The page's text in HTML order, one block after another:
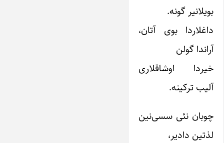
بویلانیر گونه‌.
داغلاردا بوی‌ آتان‌،
آراندا گولن‌
خیردا اوشاقلاری‌
آلیب‌ ترکینه‌.
چوبان‌ نئی‌ سسی‌نین‌
لذتین‌ دادیر،